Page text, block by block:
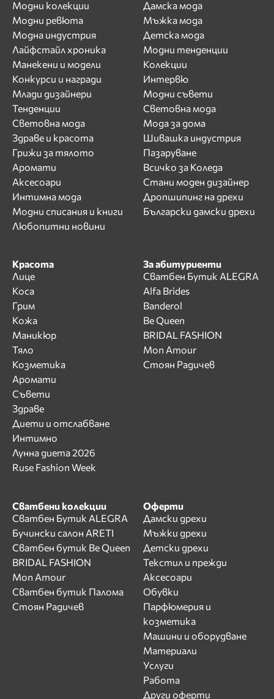
Модни колекции
Модни ревюта
Модна индустрия
Лайфстайл хроника
Манекени и модели
Конкурси и награди
Млади дизайнери
Тенденции
Световна мода
Здраве и красота
Грижи за тялото
Аромати
Аксесоари
Интимна мода
Модни списания и книги
Любопитни новини
Дамска мода
Мъжка мода
Детска мода
Модни тенденции
Колекции
Интервю
Модни съвети
Световна мода
Мода за дома
Шивашка индустрия
Пазаруване
Всичко за Коледа
Стани моден дизайнер
Дропшипинг на дрехи
Български дамски дрехи
Красота
Лице
Коса
Грим
Кожа
Маникюр
Тяло
Козметика
Аромати
Съвети
Здраве
Диети и отслабване
Интимно
Лунна диета 2026
Ruse Fashion Week
За абитуриенти
Сватбен Бутик ALEGRA
Alfa Brides
Banderol
Be Queen
BRIDAL FASHION
Mon Amour
Стоян Радичев
Сватбени колекции
Сватбен Бутик ALEGRA
Бучински салон ARETI
Сватбен бутик Be Queen
BRIDAL FASHION
Mon Amour
Сватбен бутик Палома
Стоян Радичев
Оферти
Дамски дрехи
Мъжки дрехи
Детски дрехи
Текстил и прежди
Аксесоари
Обувки
Парфюмерия и
козметика
Машини и оборудване
Материали
Услуги
Работа
Други оферти